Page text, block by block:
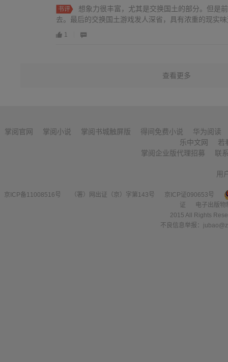
书评
想象力很丰富，尤其是交换国土的部分。但是
去。最后的交换国土游戏发人深省，具有浓重的现实
1
查看更多
掌阅官网 掌阅小说 掌阅书城触屏版 得间免费小说
华为阅读
乐中文网
若
掌阅企业版代理招募
联
用
京ICP备11008516号 （署）网出证（京）字第143号
京ICP证090653号
证
电子出版
2015 All Rights
不良信息举报：